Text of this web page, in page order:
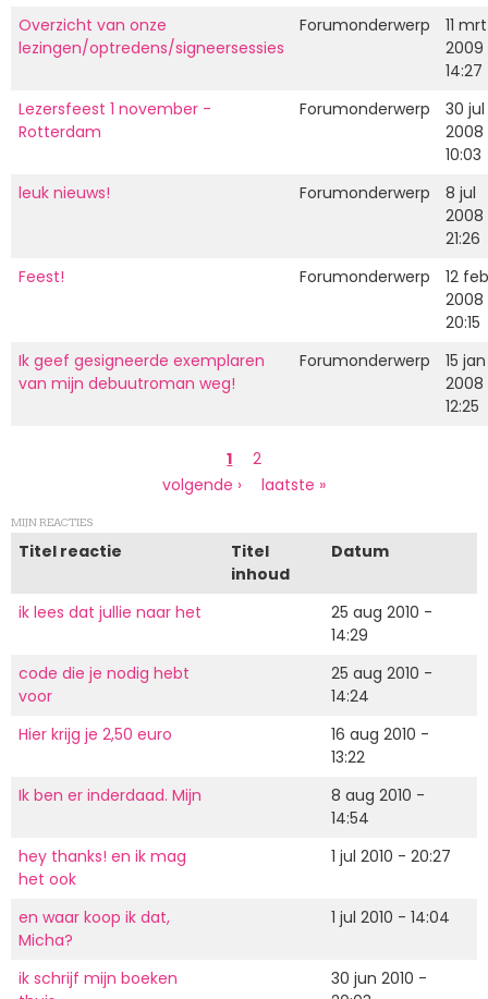
Overzicht van onze
lezingen/optredens/signeersessies
Forumonderwerp
11 mrt
14:27
Lezersfeest 1 november -
Rotterdam
Forumonderwerp
30 jul
10:03
leuk nieuws!
Forumonderwerp
8 jul
21:26
Feest!
Forumonderwerp
12 feb
20:15
Ik geef gesigneerde exemplaren
van mijn debuutroman weg!
Forumonderwerp
15 jan
12:25
Huidige
pagina
1 Page
2
Volgende
volgende ›
Laatste
laatste »
MIJN REACTIES
Titel reactie
Titel
inhoud
Datum
ik lees dat jullie naar het
25 aug 2010 -
14:29
code die je nodig hebt
voor
25 aug 2010 -
14:24
Hier krijg je 2,50 euro
16 aug 2010 -
13:22
Ik ben er inderdaad. Mijn
8 aug 2010 -
14:54
hey thanks! en ik mag
het ook
1 jul 2010 - 20:27
en waar koop ik dat,
Micha?
1 jul 2010 - 14:04
ik schrijf mijn boeken
30 jun 2010 -